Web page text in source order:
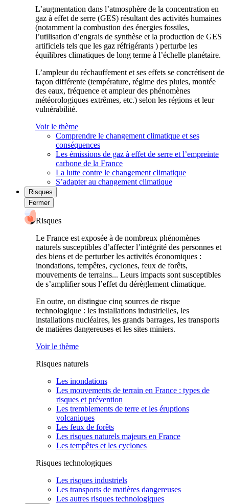
L’augmentation dans l’atmosphère de la concentration en
gaz à effet de serre (GES) résultant des activités humaines
(notamment la combustion des énergies fossiles,
l’utilisation d’engrais de synthèse et la production de GES
artificiels tels que les gaz réfrigérants ) perturbe les
équilibres climatiques de long terme à l’échelle planétaire.
L’ampleur du réchauffement et ses effets se concrétisent de
façon différente (température, régime des pluies, montée
des eaux, fréquence et ampleur des phénomènes
météorologiques extrêmes, etc.) selon les régions et leur
vulnérabilité.
Voir le thème
Comprendre le changement climatique et ses
conséquences
Les émissions de gaz à effet de serre et l’empreinte
carbone de la France
La lutte contre le changement climatique
S’adapter au changement climatique
Risques
Fermer
Risques
Le France est exposée à de nombreux phénomènes
naturels susceptibles d’affecter l’intégrité des personnes et
des biens et de perturber les activités économiques :
inondations, tempêtes, cyclones, feux de forêts,
mouvements de terrains... Leurs impacts sont susceptibles
de s’amplifier sous l’effet du dérèglement climatique.
En outre, on distingue cinq sources de risque
technologique : les installations industrielles, les
installations nucléaires, les grands barrages, les transports
de matières dangereuses et les sites miniers.
Voir le thème
Risques naturels
Les inondations
Les mouvements de terrain en France : types de
risques et prévention
Les tremblements de terre et les éruptions
volcaniques
Les feux de forêts
Les risques naturels majeurs en France
Les tempêtes et les cyclones
Risques technologiques
Les risques industriels
Les transports de matières dangereuses
Les autres risques technologiques